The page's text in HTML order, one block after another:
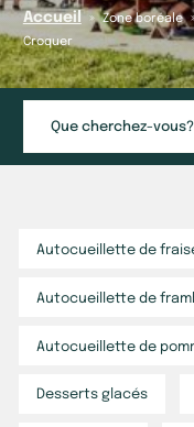
Accueil » Zone boréale
Croquer
Autocueillette de
Autocueillette de
Autocueillette de
Desserts glacés